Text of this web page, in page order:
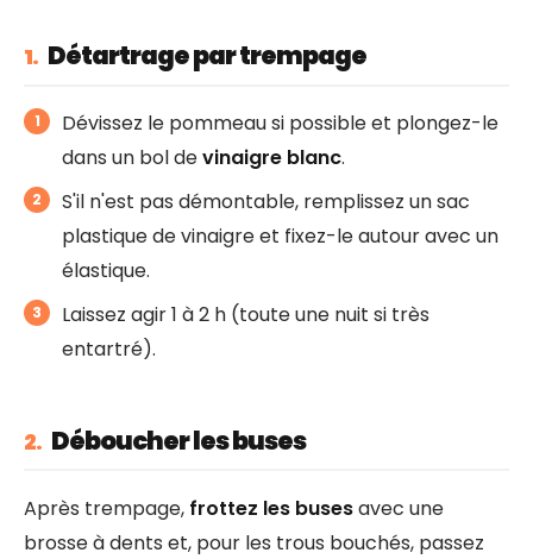
1. Détartrage par trempage
Dévissez le pommeau si possible et plongez-le
dans un bol devinaigre blanc.
S'il n'est pas démontable, remplissez un sac
plastique de vinaigre et fixez-le autour avec un
élastique.
Laissez agir 1 à 2 h (toute une nuit si très
entartré).
2. Déboucher les buses
Après trempage, frottez les busesavec une
brosse à dents et, pour les trous bouchés, passez